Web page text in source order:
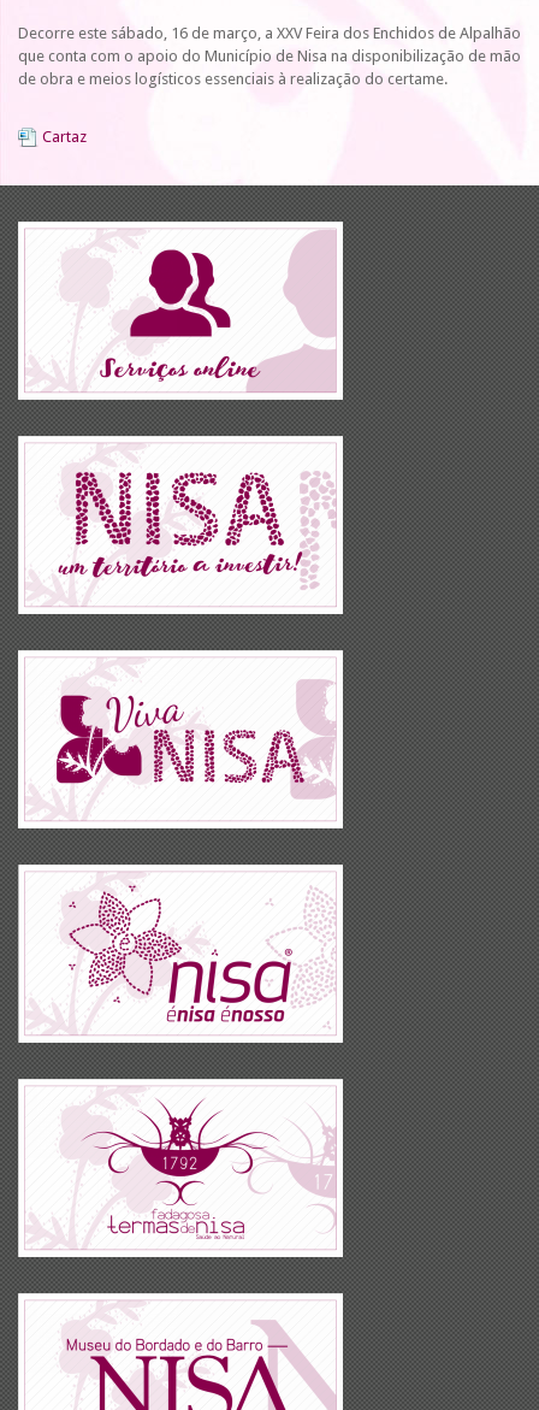
Decorre este sábado, 16 de março, a XXV Feira dos Enchidos de Alpalhão
que conta com o apoio do Município de Nisa na disponibilização de mão
de obra e meios logísticos essenciais à realização do certame.
Cartaz